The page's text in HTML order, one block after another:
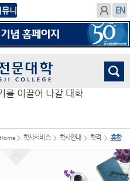
계
약
를 이끌어 나갈 대학
Home > 학사서비스 > 학사안내 > 학적 > 휴학